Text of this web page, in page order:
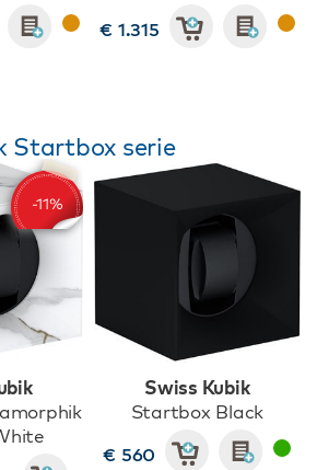
€ 1.315
Startbox serie
Swiss Kubik
Startbox Black
€ 560